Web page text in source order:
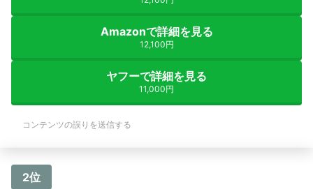
Amazonで詳細を見る
12,100円
ヤフーで詳細を見る
11,000円
コンテンツの誤りを送信する
2位